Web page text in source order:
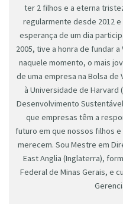
ter 2 filhos e a eterna
regularmente desde 2012
esperança de um dia
2005, tive a honra de fundar
naquele momento, o mais
de uma empresa na Bolsa de
à Universidade de Harvard
Desenvolvimento
que empresas têm a
futuro em que nossos filhos
merecem. Sou Mestre em
East Anglia (Inglaterra),
Federal de Minas Gerais, e